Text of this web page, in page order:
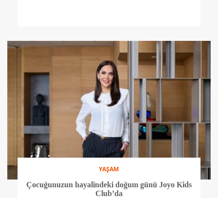
YAŞAM
Çocuğunuzun hayalindeki doğum günü Joyo Kids
Club’da